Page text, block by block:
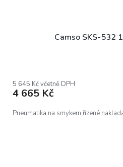
Camso SKS-532
5 645 Kč včetně DPH
4 665 Kč
Pneumatika na smykem řízené